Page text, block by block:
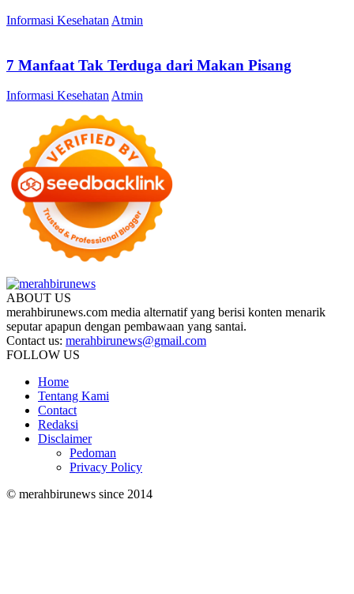
Informasi Kesehatan Atmin
7 Manfaat Tak Terduga dari Makan Pisang
Informasi Kesehatan Atmin
ABOUT US
merahbirunews.com media alternatif yang berisi konten menarik
seputar apapun dengan pembawaan yang santai.
Contact us: merahbirunews@gmail.com
FOLLOW US
Home
Tentang Kami
Contact
Redaksi
Disclaimer
Pedoman
Privacy Policy
© merahbirunews since 2014